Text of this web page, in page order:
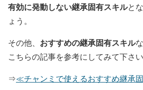
有効に発動しない継承固有スキルと
ょう。
その他、 おすすめの継承固有スキル
こちらの記事を参考にしてみて下さい
⇒≪チャンミで使えるおすすめ継承